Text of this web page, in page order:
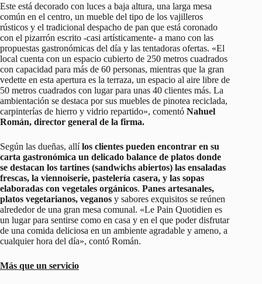
Este está decorado con luces a baja altura, una larga mesa
común en el centro, un mueble del tipo de los vajilleros
rústicos y el tradicional despacho de pan que está coronado
con el pizarrón escrito -casi artísticamente- a mano con las
propuestas gastronómicas del día y las tentadoras ofertas. «El
local cuenta con un espacio cubierto de 250 metros cuadrados
con capacidad para más de 60 personas, mientras que la gran
vedette en esta apertura es la terraza, un espacio al aire libre de
50 metros cuadrados con lugar para unas 40 clientes más. La
ambientación se destaca por sus muebles de pinotea reciclada,
carpinterías de hierro y vidrio repartido», comentó Nahuel
Román, director general de la firma.
Según las dueñas, allílos clientes pueden encontrar en su
carta gastronómica un delicado balance de platos donde
se destacan los tartines (sandwichs abiertos) las ensaladas
frescas, la viennoiserie, pastelería casera, y las sopas
elaboradas con vegetales orgánicos. Panes artesanales,
platos vegetarianos, veganos y sabores exquisitos se reúnen
alrededor de una gran mesa comunal. «Le Pain Quotidien es
un lugar para sentirse como en casa y en el que poder disfrutar
de una comida deliciosa en un ambiente agradable y ameno, a
cualquier hora del día», contó Román.
Más que un servicio